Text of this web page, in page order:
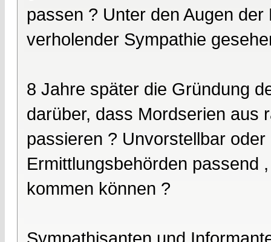
passen ? Unter den Augen
verholender Sympathie
8 Jahre später die Gründung
darüber, dass Mordserien aus
passieren ? Unvorstellbar
Ermittlungsbehörden passend
kommen können ?